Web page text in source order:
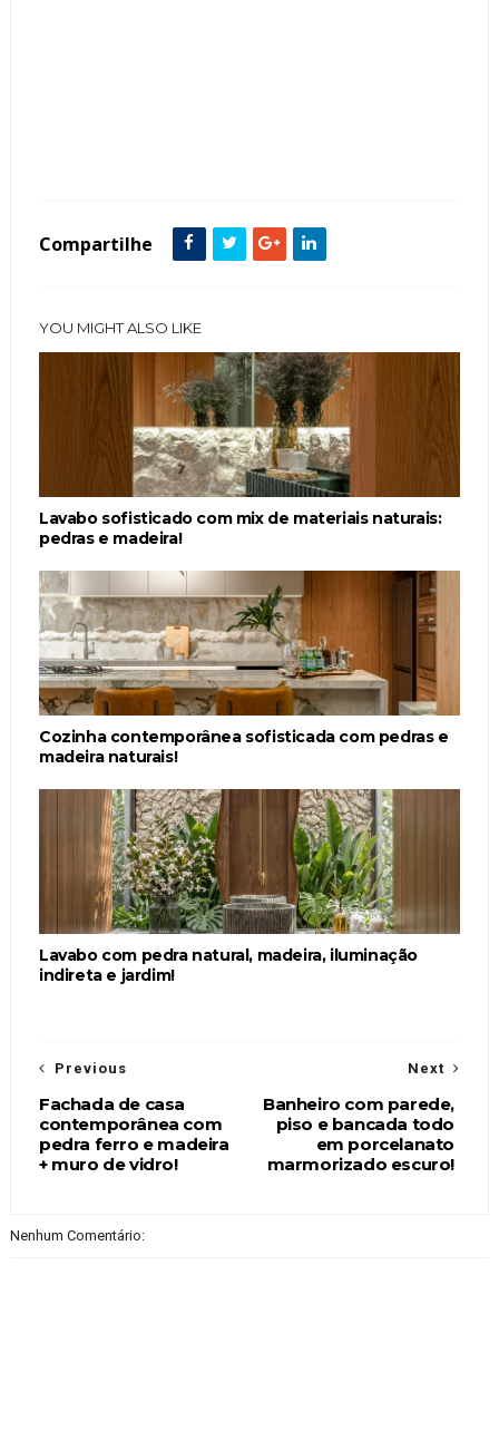
Compartilhe
YOU MIGHT ALSO LIKE
Lavabo sofisticado com mix de materiais naturais:
pedras e madeira!
Cozinha contemporânea sofisticada com pedras e
madeira naturais!
Lavabo com pedra natural, madeira, iluminação
indireta e jardim!
Next
Banheiro com parede,
piso e bancada todo
em porcelanato
marmorizado escuro!
Previous
Fachada de casa
contemporânea com
pedra ferro e madeira
+ muro de vidro!
Nenhum Comentário: